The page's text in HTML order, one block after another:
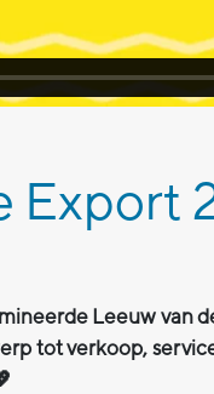
Export
Leeuw van
tot verkoop,